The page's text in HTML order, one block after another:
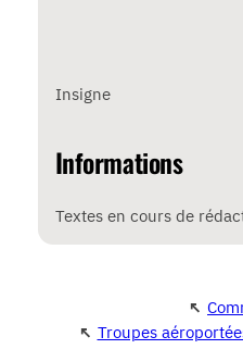
Insigne
Informations
Textes en cours de
↖
↖ Troupes